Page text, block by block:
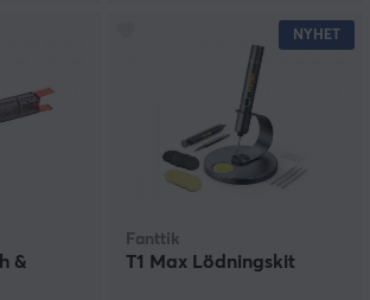
&
NYHET
Fanttik
T1 Max Lödningskit